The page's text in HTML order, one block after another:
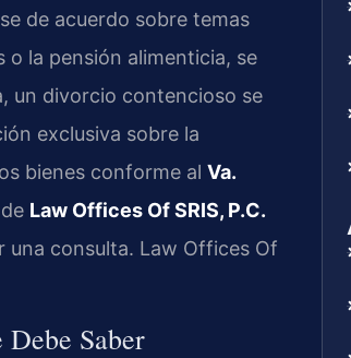
de acuerdo sobre temas
o la pensión alimenticia, se
un divorcio contencioso se
exclusiva sobre la
bienes conforme al Va.
Law Offices Of SRIS, P.C.
una consulta. Law Offices Of
Saber